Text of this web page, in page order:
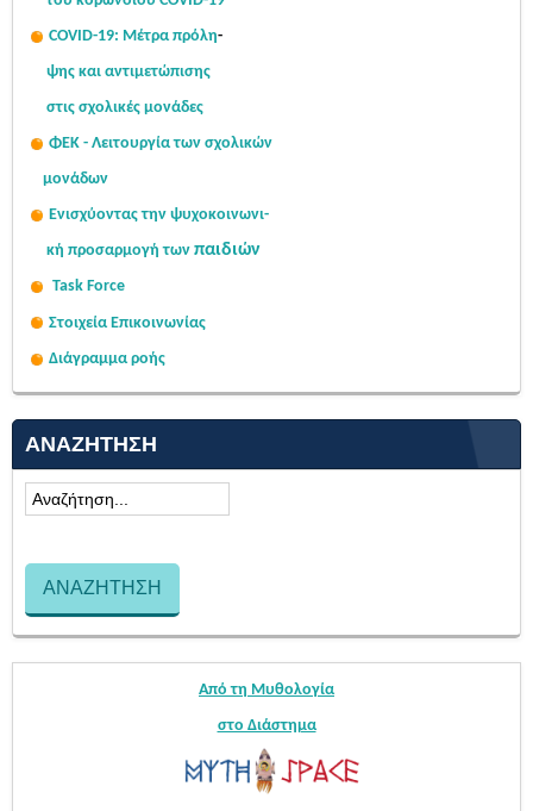
COVID-19: Μέτρα πρόλη-
ψης και αντιμετώπισης
στις σχολικές μονάδες
ΦΕΚ - Λειτουργία των σχολικών
μονάδων
Ενισχύοντας την ψυχοκοινωνι-
κή προσαρμογή των παιδιών
Task Force
Στοιχεία Επικοινωνίας
Διάγραμμα ροής
ΑΝΑΖΉΤΗΣΗ
Από τη Μυθολογία
στο Διάστημα